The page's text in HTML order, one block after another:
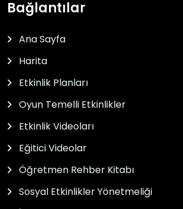
Bağlantılar
Ana Sayfa
Harita
Etkinlik Planları
Oyun Temelli Etkinlikler
Etkinlik Videoları
Eğitici Videolar
Öğretmen Rehber Kitabı
Sosyal Etkinlikler Yönetmeliği